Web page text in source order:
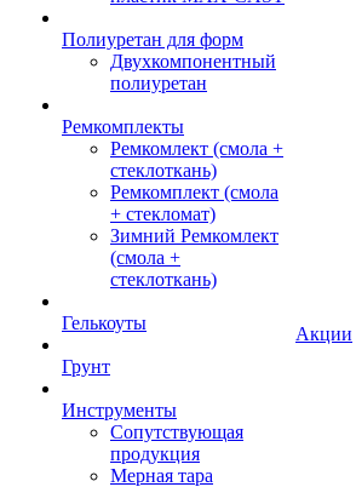
Полиуретан для форм
Двухкомпонентный
полиуретан
Ремкомплекты
Ремкомлект (смола +
стеклоткань)
Ремкомплект (смола
+ стекломат)
Зимний Ремкомлект
(смола +
стеклоткань)
Гелькоуты
Грунт
Инструменты
Сопутствующая
продукция
Мерная тара
Акции